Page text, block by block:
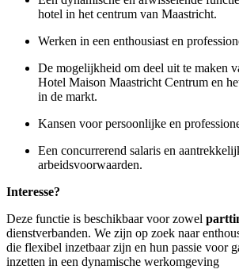
hotel in het centrum van Maastricht.
Werken in een enthousiast en
De mogelijkheid om deel uit te maken
Hotel Maison Maastricht Centrum en
in de markt.
Kansen voor persoonlijke en
Een concurrerend salaris en
arbeidsvoorwaarden.
Interesse?
Deze functie is beschikbaar voor zowel
dienstverbanden. We zijn op zoek naar
die flexibel inzetbaar zijn en hun passie voor
inzetten in een dynamische werkomgeving